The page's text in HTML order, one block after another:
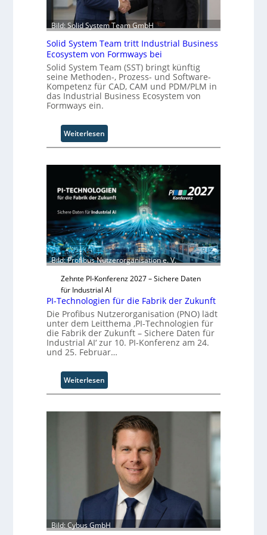
A
u
t
o
m
t
i
o
r
w
ä
c
h
s
t
w
e
i
t
e
r
Bild: Solid System Team GmbH
Solid System Team tritt Industrial Business
Ecosystem von Formways bei
Solid System Team (SST) bringt künftig
seine Methoden-, Prozess- und Software-
Kompetenz für CAD, CAM und PDM/PLM in
das Industrial Business Ecosystem von
Formways ein.
Weiterlesen
S
l
i
d
S
y
s
t
e
m
e
a
m
t
r
i
t
I
d
u
i
n
Bild: Profibus Nutzerorganisation e. V.
Zehnte PI-Konferenz 2027 – Sichere Daten
für Industrial AI
PI-Technologien für die Fabrik der Zukunft
Die Profibus Nutzerorganisation (PNO) lädt
unter dem Leitthema ‚PI-Technologien für
die Fabrik der Zukunft – Sichere Daten für
Industrial AI‘ zur 10. PI-Konferenz am 24.
und 25. Februar…
Weiterlesen
P
-
l
i
Bild: Cybus GmbH